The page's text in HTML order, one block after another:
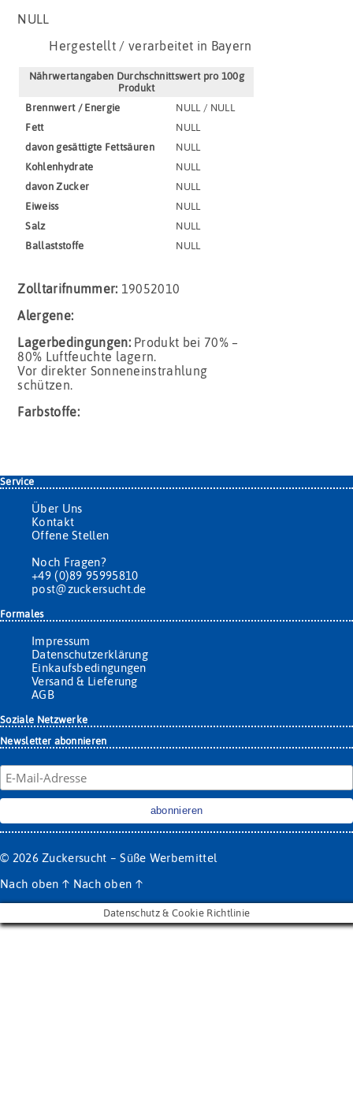
NULL
Hergestellt / verarbeitet in Bayern
Nährwertangaben Durchschnittswert pro 100g
Produkt
Brennwert / Energie
NULL / NULL
Fett
NULL
davon gesättigte Fettsäuren
NULL
Kohlenhydrate
NULL
davon Zucker
NULL
Eiweiss
NULL
Salz
NULL
Ballaststoffe
NULL
Zolltarifnummer: 19052010
Alergene:
Lagerbedingungen: Produkt bei 70% –
80% Luftfeuchte lagern.
Vor direkter Sonneneinstrahlung
schützen.
Farbstoffe:
Service
Über Uns
Kontakt
Offene Stellen
Noch Fragen?
+49 (0)89 95995810
post@zuckersucht.de
Formales
Impressum
Datenschutzerklärung
Einkaufsbedingungen
Versand & Lieferung
AGB
Soziale Netzwerke
Newsletter abonnieren
© 2026 Zuckersucht – Süße Werbemittel
Nach oben↑ Nach oben ↑
Datenschutz & Cookie Richtlinie